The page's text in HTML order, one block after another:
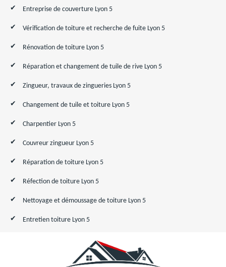
Entreprise de couverture Lyon 5
Vérification de toiture et recherche de fuite Lyon 5
Rénovation de toiture Lyon 5
Réparation et changement de tuile de rive Lyon 5
Zingueur, travaux de zingueries Lyon 5
Changement de tuile et toiture Lyon 5
Charpentier Lyon 5
Couvreur zingueur Lyon 5
Réparation de toiture Lyon 5
Réfection de toiture Lyon 5
Nettoyage et démoussage de toiture Lyon 5
Entretien toiture Lyon 5